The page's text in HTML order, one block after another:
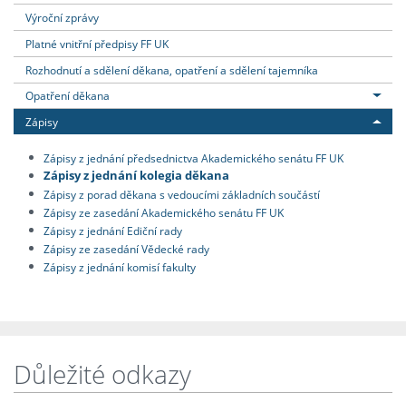
Výroční zprávy
Platné vnitřní předpisy FF UK
Rozhodnutí a sdělení děkana, opatření a sdělení tajemníka
Opatření děkana
Zápisy
Zápisy z jednání předsednictva Akademického senátu FF UK
Zápisy z jednání kolegia děkana
Zápisy z porad děkana s vedoucími základních součástí
Zápisy ze zasedání Akademického senátu FF UK
Zápisy z jednání Ediční rady
Zápisy ze zasedání Vědecké rady
Zápisy z jednání komisí fakulty
Důležité odkazy